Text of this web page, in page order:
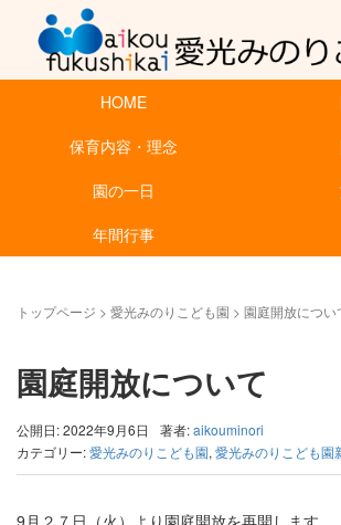
HOME
保育内容・理念
園の一日
年間行事
トップページ > 愛光みのりこども園 > 園庭開放につい
園庭開放について
公開日: 2022年9月6日 著者:aikouminori
カテゴリー:愛光みのりこども園, 愛光みのりこども園
9月２７日（火）より園庭開放を再開します。